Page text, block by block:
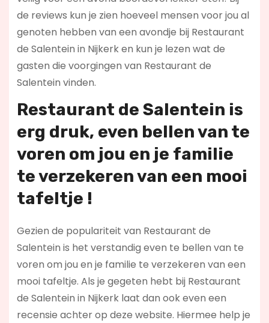
de reviews kun je zien hoeveel mensen voor jou al
genoten hebben van een avondje bij Restaurant
de Salentein in Nijkerk en kun je lezen wat de
gasten die voorgingen van Restaurant de
Salentein vinden.
Restaurant de Salentein is
erg druk, even bellen van te
voren om jou en je familie
te verzekeren van een mooi
tafeltje !
Gezien de populariteit van Restaurant de
Salentein is het verstandig even te bellen van te
voren om jou en je familie te verzekeren van een
mooi tafeltje. Als je gegeten hebt bij Restaurant
de Salentein in Nijkerk laat dan ook even een
recensie achter op deze website. Hiermee help je